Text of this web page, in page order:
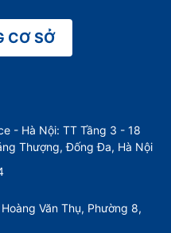
CƠ SỞ
- Hà Nội: TT Tầng 3 - 18
Thượng, Đống Đa, Hà Nội
Văn Thụ, Phường 8,